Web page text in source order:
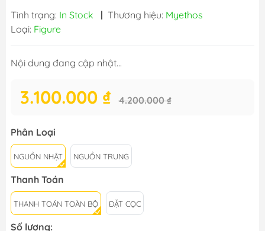
Tình trạng: In Stock | Thương hiệu: Myethos
Loại: Figure
Nội dung đang cập nhật...
3.100.000 ₫ 4.200.000 ₫
Phân Loại
NGUỒN NHẬT NGUỒN TRUNG
Thanh Toán
THANH TOÁN TOÀN BỘ ĐẶT CỌC
Số lượng: